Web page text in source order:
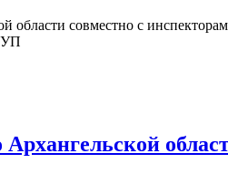
совместно с